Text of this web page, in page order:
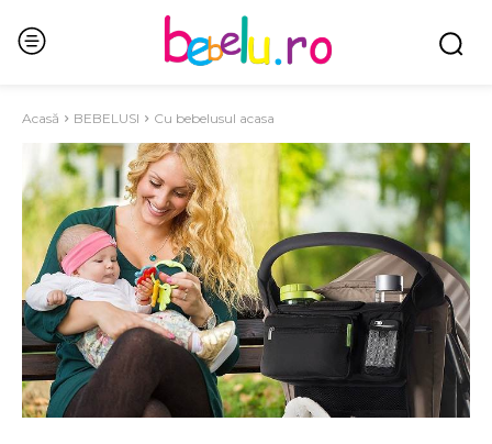
Acasă BEBELUSI Cu bebelusul acasa